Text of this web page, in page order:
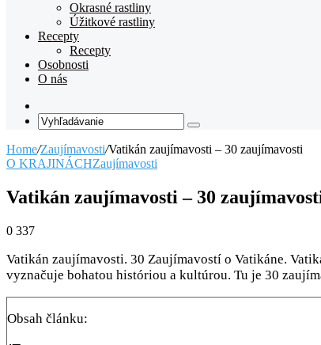
Okrasné rastliny
Úžitkové rastliny
Recepty
Recepty
Osobnosti
O nás
Article
Vyhľadávanie
Home/Zaujímavosti/Vatikán zaujímavosti – 30 zaujímavosti
O KRAJINÁCHZaujímavosti
Vatikán zaujímavosti – 30
0 337
Vatikán zaujímavosti. 30 Zaujímavostí o Vatikáne.
vyznačuje bohatou históriou a kultúrou. Tu je 30
Obsah článku: